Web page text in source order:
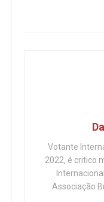
Votante
2022, é critico
Associação